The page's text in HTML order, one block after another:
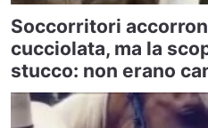
Soccorritori
cucciolata, ma la
stucco: non erano